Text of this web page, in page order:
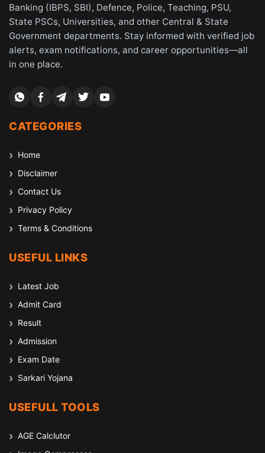
Banking (IBPS, SBI), Defence, Police, Teaching, PSU,
State PSCs, Universities, and other Central & State
Government departments. Stay informed with verified job
alerts, exam notifications, and career opportunities—all
in one place.
CATEGORIES
Home
Disclaimer
Contact Us
Privacy Policy
Terms & Conditions
USEFUL LINKS
Latest Job
Admit Card
Result
Admission
Exam Date
Sarkari Yojana
USEFULL TOOLS
AGE Calclutor